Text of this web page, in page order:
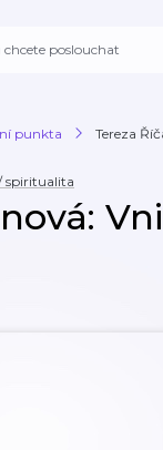
punkta Tereza
spiritualita